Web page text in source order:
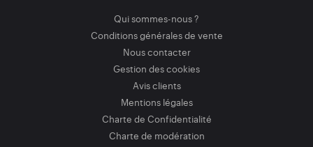
Qui sommes-nous ?
Conditions générales de vente
Nous contacter
Gestion des cookies
Avis clients
Mentions légales
Charte de Confidentialité
Charte de modération